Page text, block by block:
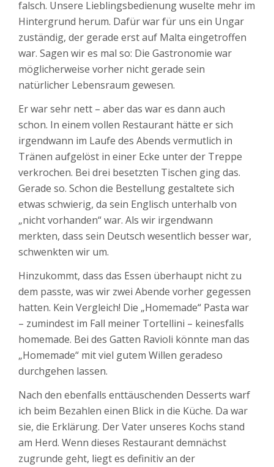
falsch. Unsere Lieblingsbedienung wuselte mehr im
Hintergrund herum. Dafür war für uns ein Ungar
zuständig, der gerade erst auf Malta eingetroffen
war. Sagen wir es mal so: Die Gastronomie war
möglicherweise vorher nicht gerade sein
natürlicher Lebensraum gewesen.
Er war sehr nett – aber das war es dann auch
schon. In einem vollen Restaurant hätte er sich
irgendwann im Laufe des Abends vermutlich in
Tränen aufgelöst in einer Ecke unter der Treppe
verkrochen. Bei drei besetzten Tischen ging das.
Gerade so. Schon die Bestellung gestaltete sich
etwas schwierig, da sein Englisch unterhalb von
„nicht vorhanden“ war. Als wir irgendwann
merkten, dass sein Deutsch wesentlich besser war,
schwenkten wir um.
Hinzukommt, dass das Essen überhaupt nicht zu
dem passte, was wir zwei Abende vorher gegessen
hatten. Kein Vergleich! Die „Homemade“ Pasta war
– zumindest im Fall meiner Tortellini – keinesfalls
homemade. Bei des Gatten Ravioli könnte man das
„Homemade“ mit viel gutem Willen geradeso
durchgehen lassen.
Nach den ebenfalls enttäuschenden Desserts warf
ich beim Bezahlen einen Blick in die Küche. Da war
sie, die Erklärung. Der Vater unseres Kochs stand
am Herd. Wenn dieses Restaurant demnächst
zugrunde geht, liegt es definitiv an der